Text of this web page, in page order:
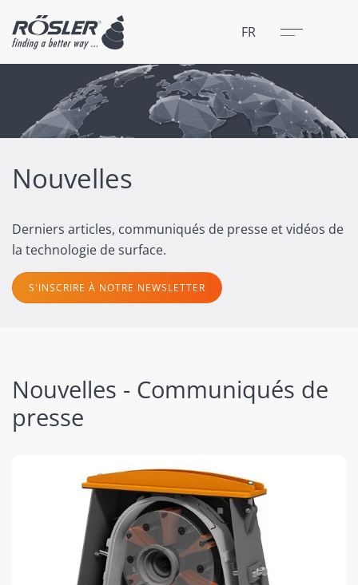
FR Menu
Fermer
Nouvelles
Derniers articles, communiqués de presse et vidéos de
la technologie de surface.
S'INSCRIRE À NOTRE NEWSLETTER
Nouvelles - Communiqués de
presse